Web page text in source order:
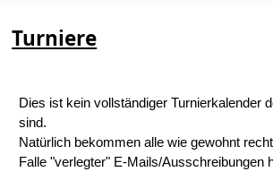
Turniere
Dies ist kein vollständiger Turnierkalender
sind.
Natürlich bekommen alle wie gewohnt
Falle "verlegter" E-Mails/Ausschreibungen